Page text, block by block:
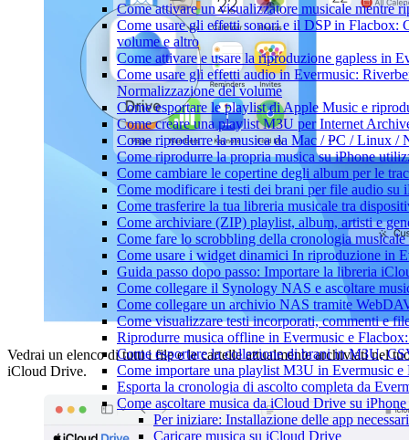
Come attivare un visualizzatore musicale mentre
Come usare gli effetti sonori e il DSP in Flacbox:
volume e altro
Come attivare e usare la riproduzione gapless in
Come usare gli effetti audio in Evermusic:
Normalizzazione del volume
Come esportare le playlist di Apple Music e
Come creare una playlist M3U per Internet
Come riprodurre la musica da Mac / PC / Linux
Come riprodurre la propria musica su iPhone
Come cambiare le copertine degli album per le
Come modificare i testi dei brani per file audio su
Come trasferire la tua libreria musicale tra
Come archiviare (ZIP) playlist, album, artisti e
Come fare lo scrobbling della cronologia
Come usare i widget dinamici In riproduzione in
Guida passo dopo passo: Importare la libreria
Come collegare il Synology NAS e ascoltare
Come collegare un archivio NAS tramite
Come visualizzare testi incorporati, commenti e
Riprodurre musica offline in Evermusic e
Come esportare la collezione di brani in M3U,
Come importare una playlist M3U in Evermusic e
Esporta la cronologia di ascolto completa da
Come ascoltare musica da iCloud Drive su
Per iniziare: Installazione delle app
Caricare musica su iCloud Drive
Vedrai un elenco di tutti i file e le cartelle attualmente archiviati nel
iCloud Drive.